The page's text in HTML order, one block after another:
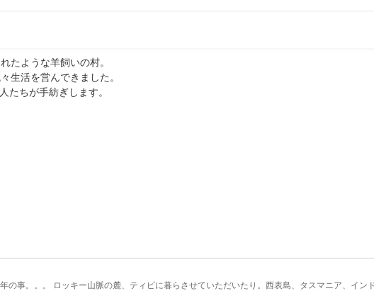
たような羊飼いの村。
生活を営んできました。
たちが手紡ぎします。
の事。。。 ロッキー山脈の麓、ティピに暮らさせていただいたり。西表島、タスマニア、イン